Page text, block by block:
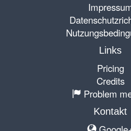
Links
Pricing
Credits
Problem
Kontakt